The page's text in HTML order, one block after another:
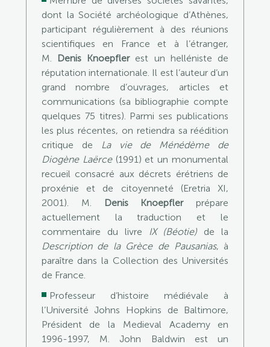
dont la Société archéologique d’Athènes,
participant régulièrement à des réunions
scientifiques en France et à l’étranger,
M.
Denis Knoepflerest un helléniste de
réputation internationale. Il est l’auteur d’un
grand nombre d’ouvrages, articles et
communications (sa bibliographie compte
quelques 75 titres). Parmi ses publications
les plus récentes, on retiendra sa réédition
critique de La vie de Ménédème de
Diogène Laërce(1991) et un monumental
recueil consacré aux décrets érétriens de
proxénie et de citoyenneté (Eretria XI,
2001). M.
Denis Knoepflerprépare
actuellement la traduction et le
commentaire du livre IX (Béotie) de la
Description de la Grèce de Pausanias, à
paraître dans la Collection des Universités
de France.
Professeur d’histoire médiévale à
l’Université Johns Hopkins de Baltimore,
Président de la Medieval Academy en
1996-1997, M. John Baldwin est un